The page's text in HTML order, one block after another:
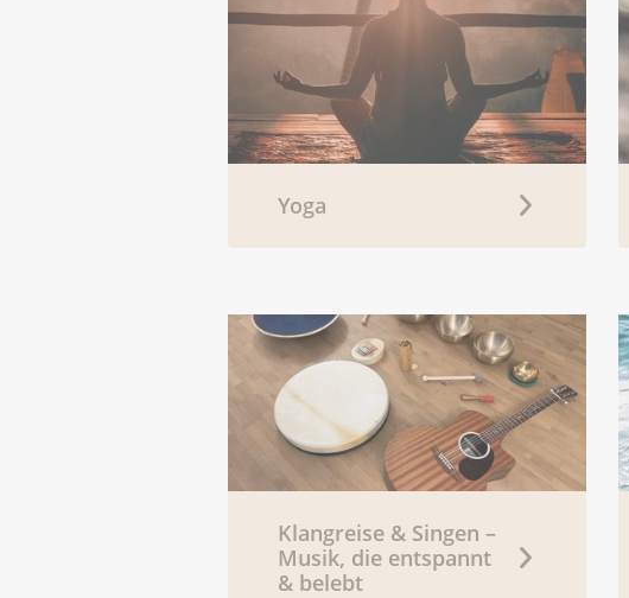
Yoga
Klangreise & Singen –
Musik, die entspannt
& belebt